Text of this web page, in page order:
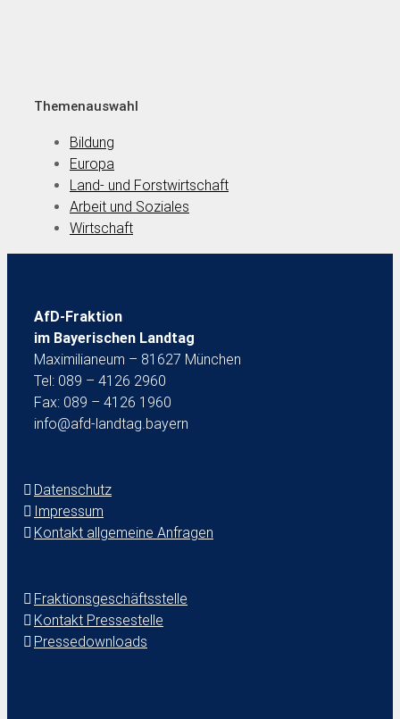
Themenauswahl
Bildung
Europa
Land- und Forstwirtschaft
Arbeit und Soziales
Wirtschaft
AfD-Fraktion
im Bayerischen Landtag
Maximilianeum – 81627 München
Tel: 089 – 4126 2960
Fax: 089 – 4126 1960
info@afd-landtag.bayern
Datenschutz
Impressum
Kontakt allgemeine Anfragen
Fraktionsgeschäftsstelle
Kontakt Pressestelle
Pressedownloads